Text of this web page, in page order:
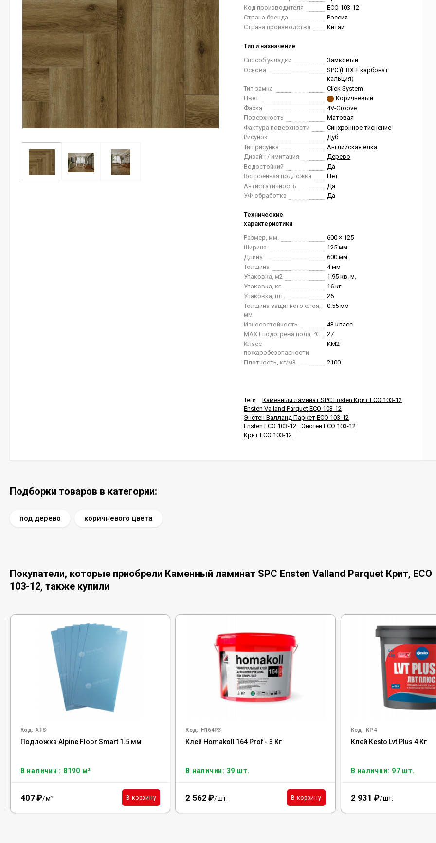
Код производителя
ECO 103-12
Страна бренда
Россия
Страна производства
Китай
Тип и назначение
Способ укладки
Замковый
Основа
SPC (ПВХ + карбонат
кальция)
Тип замка
Click System
Цвет
Коричневый
Фаска
4V-Groove
Поверхность
Матовая
Фактура поверхности
Синхронное тиснение
Рисунок
Дуб
Тип рисунка
Английская ёлка
Дизайн / имитация
Дерево
Водостойкий
Да
Встроенная подложка
Нет
Антистатичность
Да
УФ-обработка
Да
Технические
характеристики
Размер, мм.
600 × 125
Ширина
125 мм
Длина
600 мм
Толщина
4 мм
Упаковка, м2
1.95 кв. м.
Упаковка, кг.
16 кг
Упаковка, шт.
26
Толщина защитного слоя,
мм
0.55 мм
Износостойкость
43 класс
MAX t подогрева пола, ℃
27
Класс
пожаробезопасности
КМ2
Плотность, кг/м3 2100
Теги:
Каменный ламинат SPC Ensten Крит ECO 103-12
Ensten Valland Parquet ECO 103-12
Энстен Валланд Паркет ECO 103-12
Ensten ECO 103-12
Энстен ECO 103-12
Крит ECO 103-12
Подборки товаров в категории:
под дерево коричневого цвета
Покупатели, которые приобрели Каменный ламинат SPC Ensten Valland Parquet Крит, ECO
103-12, также купили
Код: AFS
Подложка Alpine Floor Smart 1.5 мм
В наличии : 8190 м²
407₽/м² В корзину
Код: H164P3
Клей Homakoll 164 Prof - 3 Кг
В наличии: 39 шт.
2 562 ₽/шт. В корзину
Код: KP4
Клей Kesto Lvt Plus 4 Кг
В наличии: 97 шт.
2 931 ₽/шт.